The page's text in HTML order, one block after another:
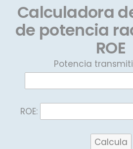
Calculadora
de potencia
ROE
Potencia
ROE:
Calcula